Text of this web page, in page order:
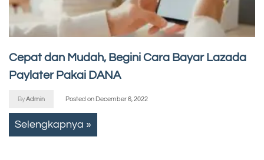
Cepat dan Mudah, Begini Cara Bayar Lazada
Paylater Pakai DANA
ByAdmin Posted on December 6, 2022
Selengkapnya »